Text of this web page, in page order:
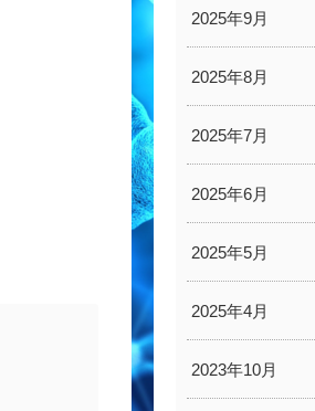
2025年9月
2025年8月
2025年7月
2025年6月
2025年5月
2025年4月
2023年10月